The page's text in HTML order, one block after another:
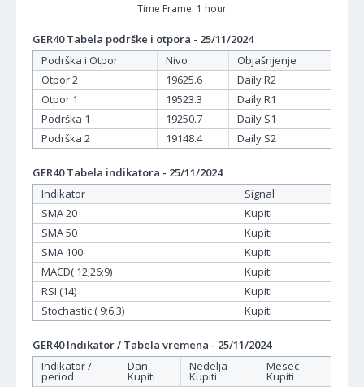
Time Frame: 1 hour
GER40 Tabela podrške i otpora - 25/11/2024
Podrška i Otpor
Nivo
Objašnjenje
Otpor 2
19625.6
Daily R2
Otpor 1
19523.3
Daily R1
Podrška 1
19250.7
Daily S1
Podrška 2
19148.4 Daily S2
GER40 Tabela indikatora - 25/11/2024
Indikator
Signal
SMA 20
Kupiti
SMA 50
Kupiti
SMA 100
Kupiti
MACD( 12;26;9)
Kupiti
RSI (14)
Kupiti
Stochastic ( 9;6;3)
Kupiti
GER40 Indikator / Tabela vremena - 25/11/2024
Indikator /
period
Dan -
Kupiti
Nedelja -
Kupiti
Mesec -
Kupiti